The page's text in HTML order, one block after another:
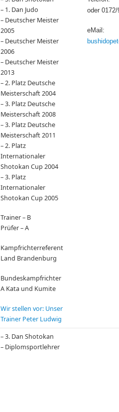
– 1. Dan Judo
– Deutscher Meister
2005
– Deutscher Meister
2006
– Deutscher Meister
2013
– 2. Platz Deutsche
Meisterschaft 2004
– 3. Platz Deutsche
Meisterschaft 2008
– 3. Platz Deutsche
Meisterschaft 2011
– 2. Platz
Internationaler
Shotokan Cup 2004
– 3. Platz
Internationaler
Shotokan Cup 2005
Trainer – B
Prüfer – A
Kampfrichterreferent
Land Brandenburg
Bundeskampfrichter
A Kata und Kumite
Wir stellen vor: Unser
Trainer Peter Ludwig
oder 0172/
eMail:
– 3. Dan Shotokan
– Diplomsportlehrer